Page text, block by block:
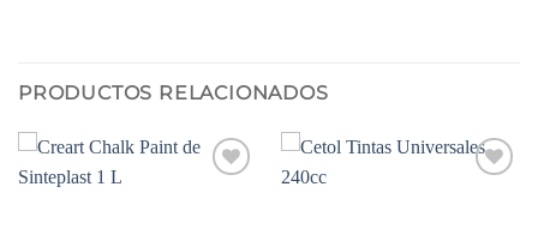
PRODUCTOS RELACIONADOS